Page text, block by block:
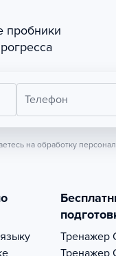
пробники
Телефон
на обработку
Тренажер
Тренажер